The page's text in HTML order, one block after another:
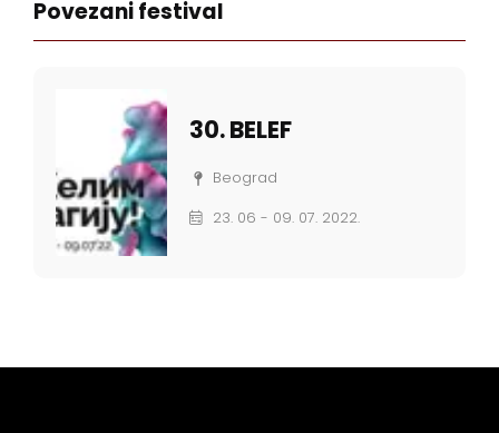
Povezani festival
30. BELEF
Beograd
23. 06 - 09. 07. 2022.